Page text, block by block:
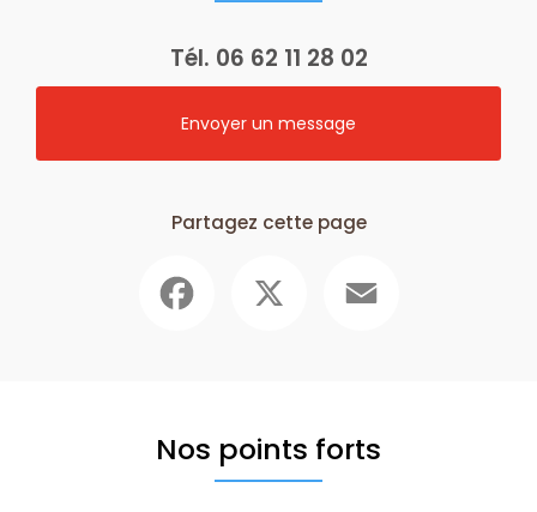
Tél. 06 62 11 28 02
Envoyer un message
Partagez cette page
Nos points forts